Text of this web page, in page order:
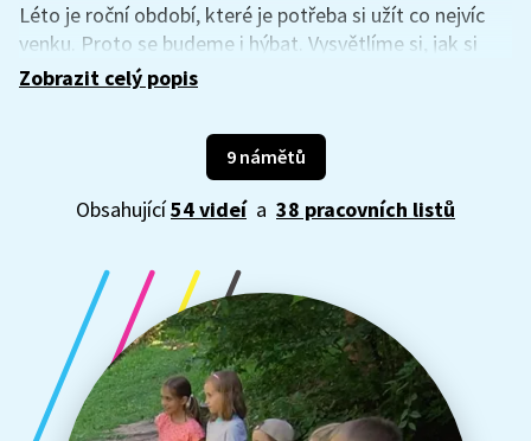
Léto je roční období, které je potřeba si užít co nejvíc
venku. Proto se budeme i hýbat. Vysvětlíme si, jak si
užít při sportu zábavu a neriskovat. Základem je
na aktivity „jen tak.“ Na aktivně prožité léto budete
vzpomínat ještě na Vánoce, to vám garantujeme. Užijte
Zobrazit celý popis
9 námětů
Obsahující54 videí a 38 pracovních listů